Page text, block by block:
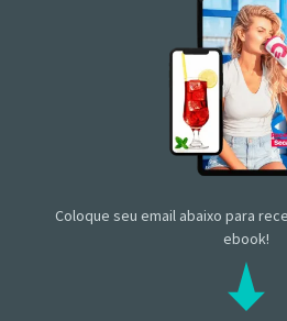
Coloque seu email abaixo para
ebook!